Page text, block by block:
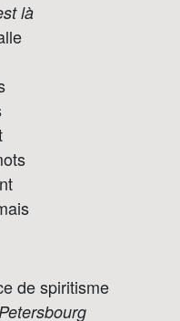
là
de spiritisme